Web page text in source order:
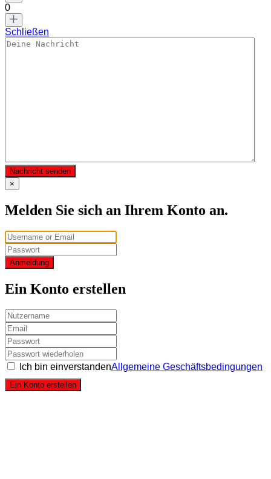
0
Schließen
Nachricht senden
×
Melden Sie sich an Ihrem Konto an.
Anmeldung
Ein Konto erstellen
Ich bin einverstandenAllgemeine Geschäftsbedingungen
Ein Konto erstellen